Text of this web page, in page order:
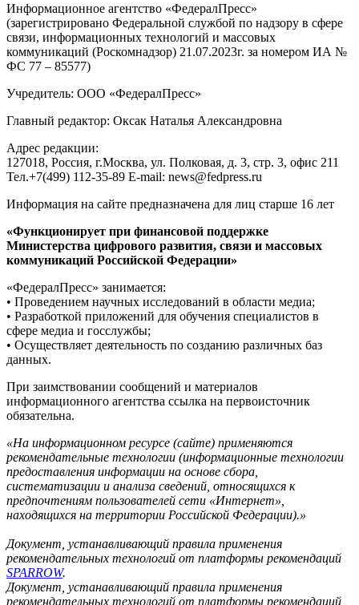
Информационное агентство «ФедералПресс»
(зарегистрировано Федеральной службой по надзору в сфере
связи, информационных технологий и массовых
коммуникаций (Роскомнадзор) 21.07.2023г. за номером ИА №
ФС 77 – 85577)
Учредитель: ООО «ФедералПресс»
Главный редактор: Оксак Наталья Александровна
Адрес редакции:
127018, Россия, г.Москва, ул. Полковая, д. 3, стр. 3, офис 211
Тел.+7(499) 112-35-89 E-mail: news@fedpress.ru
Информация на сайте предназначена для лиц старше 16 лет
«Функционирует при финансовой поддержке
Министерства цифрового развития, связи и массовых
коммуникаций Российской Федерации»
«ФедералПресс» занимается:
• Проведением научных исследований в области медиа;
• Разработкой приложений для обучения специалистов в
сфере медиа и госслужбы;
• Осуществляет деятельность по созданию различных баз
данных.
При заимствовании сообщений и материалов
информационного агентства ссылка на первоисточник
обязательна.
«На информационном ресурсе (сайте) применяются
рекомендательные технологии (информационные технологии
предоставления информации на основе сбора,
систематизации и анализа сведений, относящихся к
предпочтениям пользователей сети «Интернет»,
находящихся на территории Российской Федерации).»
Документ, устанавливающий правила применения
рекомендательных технологий от платформы рекомендаций
SPARROW.
Документ, устанавливающий правила применения
рекомендательных технологий от платформы рекомендаций